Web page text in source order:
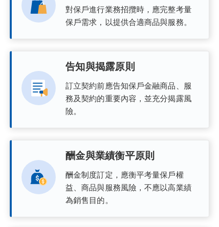
對保戶進行業務招攬時，應完整考量
保戶需求，以提供合適商品與服務。
告知與揭露原則
訂立契約前應告知保戶金融商品、服
務及契約的重要內容，並充分揭露風
險。
酬金與業績衡平原則
酬金制度訂定，應衡平考量保戶權
益、商品與服務風險，不應以高業績
為銷售目的。